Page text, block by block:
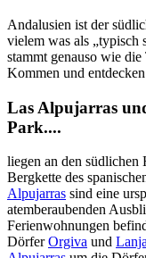
Andalusien ist der
vielem was als „typisch
stammt genauso wie
Kommen und
Las Alpujarras
Park....
liegen an den südlichen
Bergkette des
Alpujarras sind eine
atemberaubenden
Ferienwohnungen
DörferOrgiva und